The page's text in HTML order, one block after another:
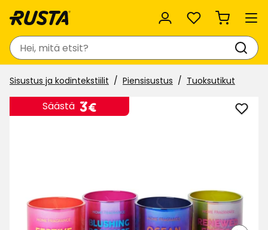
Suosikit
Haku
Sisustus ja kodintekstiilit Piensisustus Tuoksutikut
Säästä Hinta
3€3
€
Lisää